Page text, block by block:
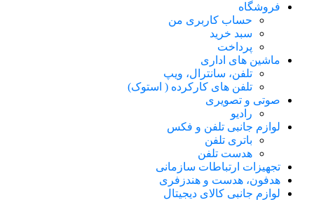
فروشگاه
حساب کاربری من
سبد خرید
پرداخت
ماشین های اداری
تلفن، سانترال، ویپ
تلفن های کارکرده ( استوک)
صوتی و تصویری
رادیو
لوازم جانبی تلفن و فکس
باتری تلفن
هدست تلفن
تجهیزات ارتباطات سازمانی
هدفون، هدست و هندزفری
لوازم جانبی کالای دیجیتال